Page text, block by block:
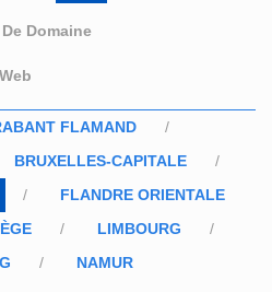
Domaine
FLAMAND
BRUXELLES-CAPITALE
FLANDRE ORIENTALE
LIMBOURG
NAMUR